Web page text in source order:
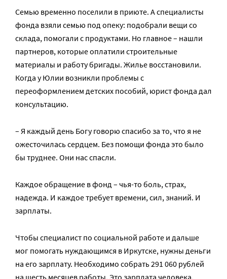
Семью временно поселили в приюте. А специалисты
фонда взяли семью под опеку: подобрали вещи со
склада, помогали с продуктами. Но главное – нашли
партнеров, которые оплатили строительные
материалы и работу бригады. Жилье восстановили.
Когда у Юлии возникли проблемы с
переоформлением детских пособий, юрист фонда дал
консультацию.
– Я каждый день Богу говорю спасибо за то, что я не
ожесточилась сердцем. Без помощи фонда это было
бы труднее. Они нас спасли.
Каждое обращение в фонд – чья-то боль, страх,
надежда. И каждое требует времени, сил, знаний. И
зарплаты.
Чтобы специалист по социальной работе и дальше
мог помогать нуждающимся в Иркутске, нужны деньги
на его зарплату. Необходимо собрать 291 060 рублей